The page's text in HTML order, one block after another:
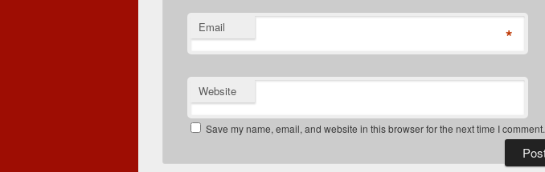
Email *
Website
Save my name, email, and website in this browser for the next time I comment.